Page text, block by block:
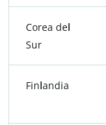
Corea del
Sur
Finlandia